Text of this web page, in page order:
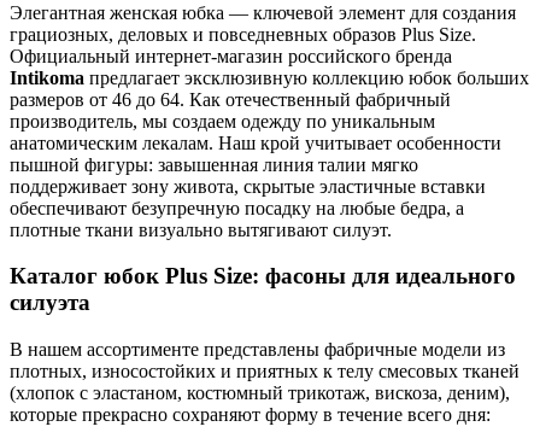
Элегантная женская юбка — ключевой элемент для создания
грациозных, деловых и повседневных образов Plus Size.
Официальный интернет-магазин российского бренда
Intikoma предлагает эксклюзивную коллекцию юбок больших
размеров от 46 до 64. Как отечественный фабричный
производитель, мы создаем одежду по уникальным
анатомическим лекалам. Наш крой учитывает особенности
пышной фигуры: завышенная линия талии мягко
поддерживает зону живота, скрытые эластичные вставки
обеспечивают безупречную посадку на любые бедра, а
плотные ткани визуально вытягивают силуэт.
Каталог юбок Plus Size: фасоны для идеального
силуэта
В нашем ассортименте представлены фабричные модели из
плотных, износостойких и приятных к телу смесовых тканей
(хлопок с эластаном, костюмный трикотаж, вискоза, деним),
которые прекрасно сохраняют форму в течение всего дня: